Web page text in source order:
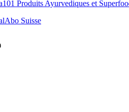
Produits Ayurvediques et